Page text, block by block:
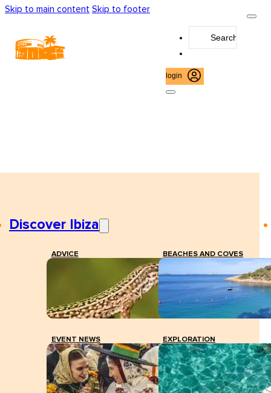
Skip to main content Skip to footer
login
Discover Ibiza
ADVICE BEACHES AND COVES
EVENT NEWS EXPLORATION